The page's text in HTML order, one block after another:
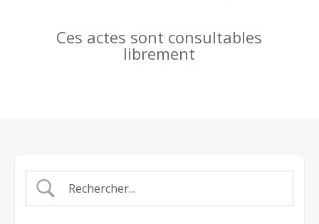
Ces actes sont consultables
librement